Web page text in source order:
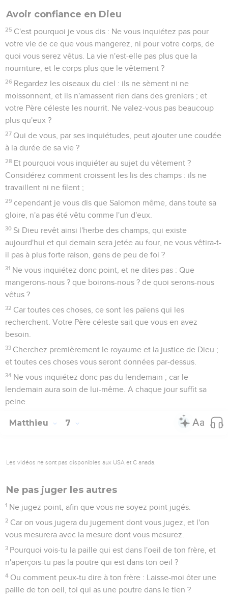
Avoir confiance en Dieu
25 C'est pourquoi je vous dis : Ne vous inquiétez pas pour
votre vie de ce que vous mangerez, ni pour votre corps, de
quoi vous serez vêtus. La vie n'est-elle pas plus que la
nourriture, et le corps plus que le vêtement ?
26 Regardez les oiseaux du ciel : ils ne sèment ni ne
moissonnent, et ils n'amassent rien dans des greniers ; et
votre Père céleste les nourrit. Ne valez-vous pas beaucoup
plus qu'eux ?
27 Qui de vous, par ses inquiétudes, peut ajouter une coudée
à la durée de sa vie ?
28 Et pourquoi vous inquiéter au sujet du vêtement ?
Considérez comment croissent les lis des champs : ils ne
travaillent ni ne filent ;
29 cependant je vous dis que Salomon même, dans toute sa
gloire, n'a pas été vêtu comme l'un d'eux.
30 Si Dieu revêt ainsi l'herbe des champs, qui existe
aujourd'hui et qui demain sera jetée au four, ne vous vêtira-t-
il pas à plus forte raison, gens de peu de foi ?
31 Ne vous inquiétez donc point, et ne dites pas : Que
mangerons-nous ? que boirons-nous ? de quoi serons-nous
vêtus ?
32 Car toutes ces choses, ce sont les païens qui les
recherchent. Votre Père céleste sait que vous en avez
besoin.
33 Cherchez premièrement le royaume et la justice de Dieu ;
et toutes ces choses vous seront données par-dessus.
34 Ne vous inquiétez donc pas du lendemain ; car le
lendemain aura soin de lui-même. A chaque jour suffit sa
peine.
Matthieu 7
Les vidéos ne sont pas disponibles aux USA et C anada.
Ne pas juger les autres
1 Ne jugez point, afin que vous ne soyez point jugés.
2 Car on vous jugera du jugement dont vous jugez, et l'on
vous mesurera avec la mesure dont vous mesurez.
3 Pourquoi vois-tu la paille qui est dans l'oeil de ton frère, et
n'aperçois-tu pas la poutre qui est dans ton oeil ?
4 Ou comment peux-tu dire à ton frère : Laisse-moi ôter une
paille de ton oeil, toi qui as une poutre dans le tien ?